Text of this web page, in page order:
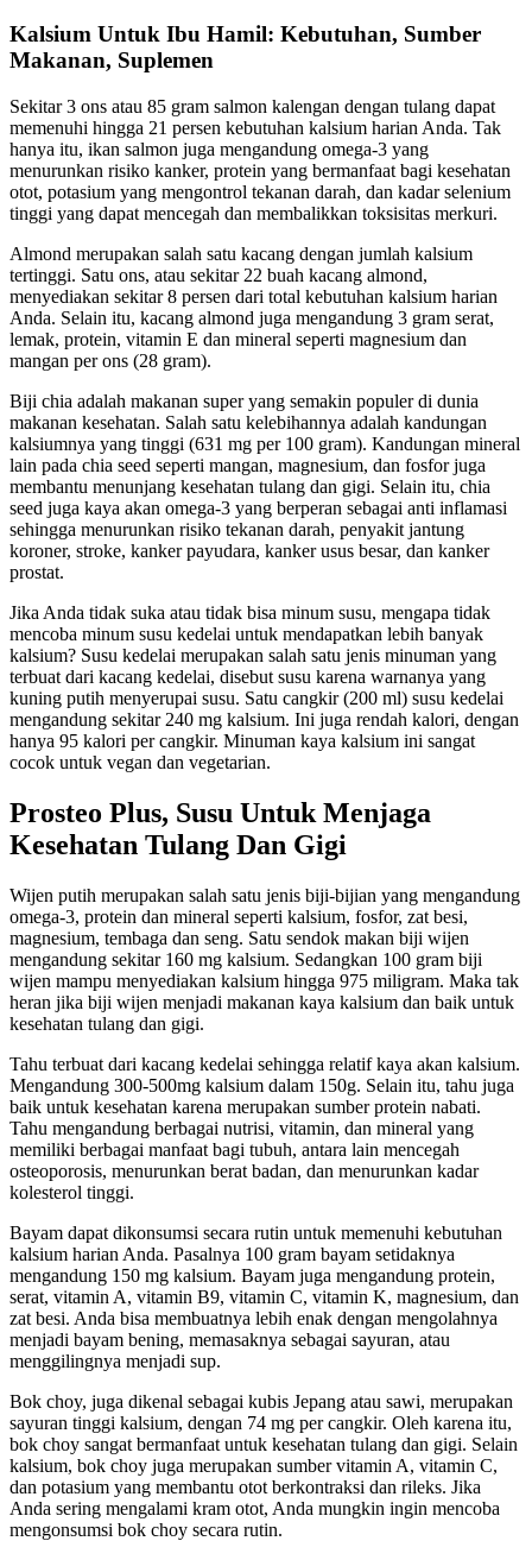
Kalsium Untuk Ibu Hamil: Kebutuhan, Sumber
Makanan, Suplemen
Sekitar 3 ons atau 85 gram salmon kalengan dengan tulang dapat
memenuhi hingga 21 persen kebutuhan kalsium harian Anda. Tak
hanya itu, ikan salmon juga mengandung omega-3 yang
menurunkan risiko kanker, protein yang bermanfaat bagi kesehatan
otot, potasium yang mengontrol tekanan darah, dan kadar selenium
tinggi yang dapat mencegah dan membalikkan toksisitas merkuri.
Almond merupakan salah satu kacang dengan jumlah kalsium
tertinggi. Satu ons, atau sekitar 22 buah kacang almond,
menyediakan sekitar 8 persen dari total kebutuhan kalsium harian
Anda. Selain itu, kacang almond juga mengandung 3 gram serat,
lemak, protein, vitamin E dan mineral seperti magnesium dan
mangan per ons (28 gram).
Biji chia adalah makanan super yang semakin populer di dunia
makanan kesehatan. Salah satu kelebihannya adalah kandungan
kalsiumnya yang tinggi (631 mg per 100 gram). Kandungan mineral
lain pada chia seed seperti mangan, magnesium, dan fosfor juga
membantu menunjang kesehatan tulang dan gigi. Selain itu, chia
seed juga kaya akan omega-3 yang berperan sebagai anti inflamasi
sehingga menurunkan risiko tekanan darah, penyakit jantung
koroner, stroke, kanker payudara, kanker usus besar, dan kanker
prostat.
Jika Anda tidak suka atau tidak bisa minum susu, mengapa tidak
mencoba minum susu kedelai untuk mendapatkan lebih banyak
kalsium? Susu kedelai merupakan salah satu jenis minuman yang
terbuat dari kacang kedelai, disebut susu karena warnanya yang
kuning putih menyerupai susu. Satu cangkir (200 ml) susu kedelai
mengandung sekitar 240 mg kalsium. Ini juga rendah kalori, dengan
hanya 95 kalori per cangkir. Minuman kaya kalsium ini sangat
cocok untuk vegan dan vegetarian.
Prosteo Plus, Susu Untuk Menjaga
Kesehatan Tulang Dan Gigi
Wijen putih merupakan salah satu jenis biji-bijian yang mengandung
omega-3, protein dan mineral seperti kalsium, fosfor, zat besi,
magnesium, tembaga dan seng. Satu sendok makan biji wijen
mengandung sekitar 160 mg kalsium. Sedangkan 100 gram biji
wijen mampu menyediakan kalsium hingga 975 miligram. Maka tak
heran jika biji wijen menjadi makanan kaya kalsium dan baik untuk
kesehatan tulang dan gigi.
Tahu terbuat dari kacang kedelai sehingga relatif kaya akan kalsium.
Mengandung 300-500mg kalsium dalam 150g. Selain itu, tahu juga
baik untuk kesehatan karena merupakan sumber protein nabati.
Tahu mengandung berbagai nutrisi, vitamin, dan mineral yang
memiliki berbagai manfaat bagi tubuh, antara lain mencegah
osteoporosis, menurunkan berat badan, dan menurunkan kadar
kolesterol tinggi.
Bayam dapat dikonsumsi secara rutin untuk memenuhi kebutuhan
kalsium harian Anda. Pasalnya 100 gram bayam setidaknya
mengandung 150 mg kalsium. Bayam juga mengandung protein,
serat, vitamin A, vitamin B9, vitamin C, vitamin K, magnesium, dan
zat besi. Anda bisa membuatnya lebih enak dengan mengolahnya
menjadi bayam bening, memasaknya sebagai sayuran, atau
menggilingnya menjadi sup.
Bok choy, juga dikenal sebagai kubis Jepang atau sawi, merupakan
sayuran tinggi kalsium, dengan 74 mg per cangkir. Oleh karena itu,
bok choy sangat bermanfaat untuk kesehatan tulang dan gigi. Selain
kalsium, bok choy juga merupakan sumber vitamin A, vitamin C,
dan potasium yang membantu otot berkontraksi dan rileks. Jika
Anda sering mengalami kram otot, Anda mungkin ingin mencoba
mengonsumsi bok choy secara rutin.